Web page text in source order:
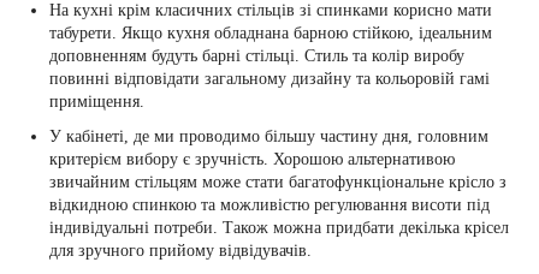
На кухні крім класичних стільців зі спинками корисно мати
табурети. Якщо кухня обладнана барною стійкою, ідеальним
доповненням будуть барні стільці. Стиль та колір виробу
повинні відповідати загальному дизайну та кольоровій гамі
приміщення.
У кабінеті, де ми проводимо більшу частину дня, головним
критерієм вибору є зручність. Хорошою альтернативою
звичайним стільцям може стати багатофункціональне крісло з
відкидною спинкою та можливістю регулювання висоти під
індивідуальні потреби. Також можна придбати декілька крісел
для зручного прийому відвідувачів.